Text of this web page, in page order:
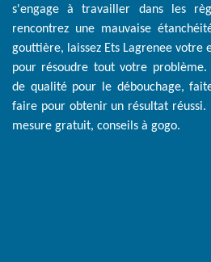
s'engage à travailler dans les
rencontrez une mauvaise
gouttière, laissez Ets Lagrenee
pour résoudre tout votre
de qualité pour le débouchage,
faire pour obtenir un résultat réussi.
mesure gratuit, conseils à gogo.